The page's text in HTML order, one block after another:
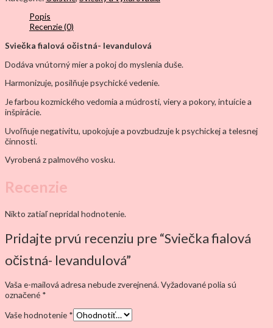
Popis
Recenzie (0)
Sviečka fialová očistná- levandulová
Dodáva vnútorný mier a pokoj do myslenia duše.
Harmonizuje, posilňuje psychické vedenie.
Je farbou kozmického vedomia a múdrosti, viery a pokory, intuície a
inšpirácie.
Uvoľňuje negativitu, upokojuje a povzbudzuje k psychickej a telesnej
činnosti.
Vyrobená z palmového vosku.
Recenzie
Nikto zatiaľ nepridal hodnotenie.
Pridajte prvú recenziu pre “Sviečka fialová
očistná- levandulová”
Vaša e-mailová adresa nebude zverejnená. Vyžadované polia sú
označené *
Vaše hodnotenie *